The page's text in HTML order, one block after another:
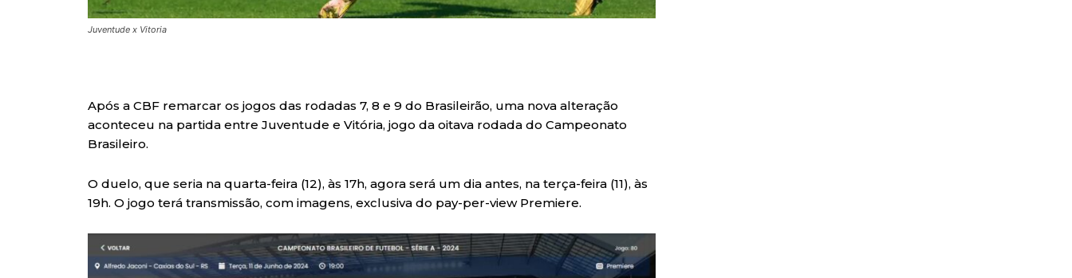
Juventude x Vitoria
Após a CBF remarcar os jogos das rodadas 7, 8 e 9 do Brasileirão, uma nova alteração
aconteceu na partida entre Juventude e Vitória, jogo da oitava rodada do Campeonato
Brasileiro.
O duelo, que seria na quarta-feira (12), às 17h, agora será um dia antes, na terça-feira (11), às
19h. O jogo terá transmissão, com imagens, exclusiva do pay-per-view Premiere.